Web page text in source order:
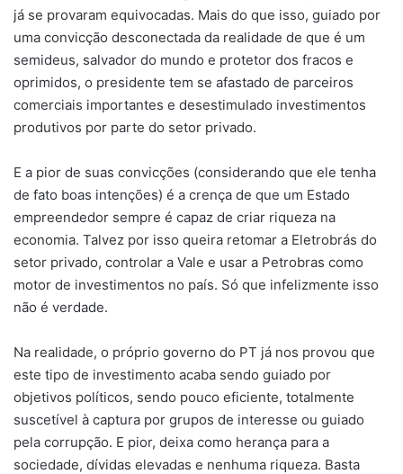
já se provaram equivocadas. Mais do que isso, guiado por
uma convicção desconectada da realidade de que é um
semideus, salvador do mundo e protetor dos fracos e
oprimidos, o presidente tem se afastado de parceiros
comerciais importantes e desestimulado investimentos
produtivos por parte do setor privado.
E a pior de suas convicções (considerando que ele tenha
de fato boas intenções) é a crença de que um Estado
empreendedor sempre é capaz de criar riqueza na
economia. Talvez por isso queira retomar a Eletrobrás do
setor privado, controlar a Vale e usar a Petrobras como
motor de investimentos no país. Só que infelizmente isso
não é verdade.
Na realidade, o próprio governo do PT já nos provou que
este tipo de investimento acaba sendo guiado por
objetivos políticos, sendo pouco eficiente, totalmente
suscetível à captura por grupos de interesse ou guiado
pela corrupção. E pior, deixa como herança para a
sociedade, dívidas elevadas e nenhuma riqueza. Basta